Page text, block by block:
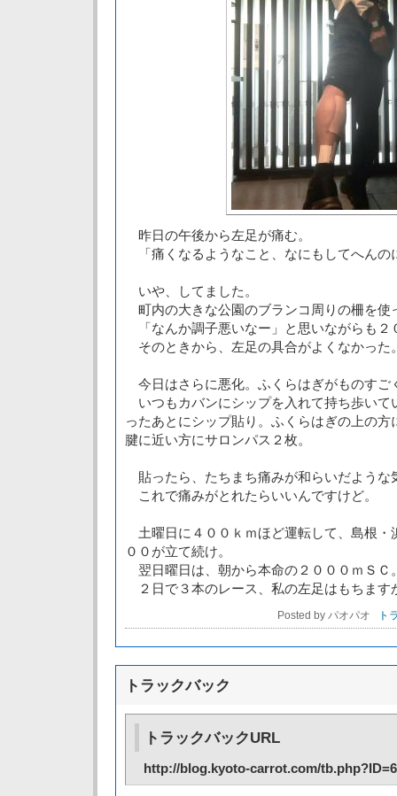
昨日の午後から左足が痛む。
「痛くなるようなこと、なにもしてへんの
いや、してました。
町内の大きな公園のブランコ周りの柵を使
「なんか調子悪いなー」と思いながらも２
そのときから、左足の具合がよくなかった
今日はさらに悪化。ふくらはぎがものすご
いつもカバンにシップを入れて持ち歩いて
ったあとにシップ貼り。ふくらはぎの上の
腱に近い方にサロンパス２枚。
貼ったら、たちまち痛みが和らいだような
これで痛みがとれたらいいんですけど。
土曜日に４００ｋｍほど運転して、島根・
００が立て続け。
翌日曜日は、朝から本命の２０００ｍＳＣ
２日で３本のレース、私の左足はもちます
Posted by パオパオ ト
トラックバック
トラックバックURL
http://blog.kyoto-carrot.com/